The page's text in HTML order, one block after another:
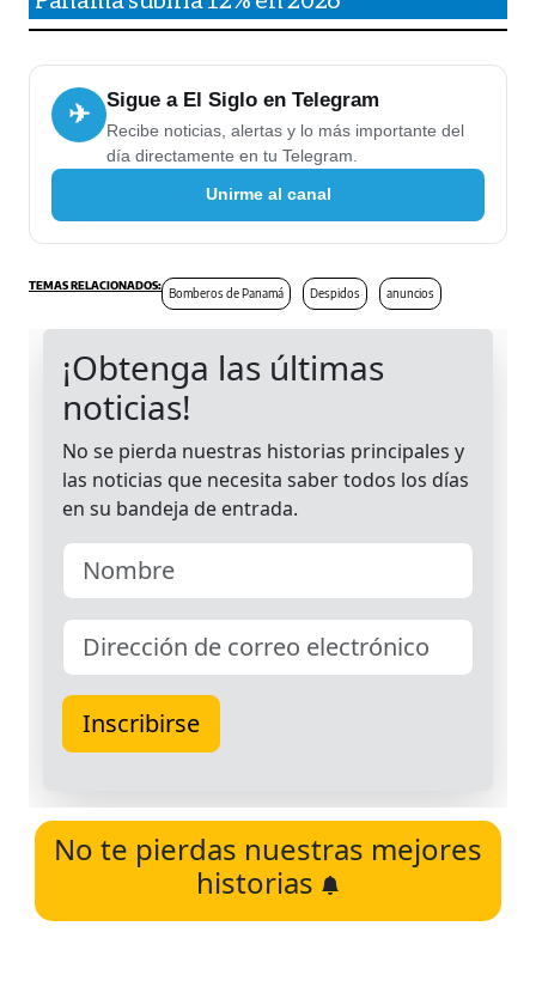
✈ Sigue a El Siglo en Telegram
Recibe noticias, alertas y lo más importante del
día directamente en tu Telegram.
Unirme al canal
Bomberos de Panamá Despidos anuncios
No te pierdas nuestras mejores
historias